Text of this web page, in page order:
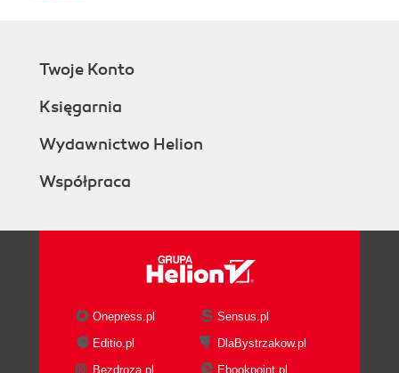
Twoje Konto
Księgarnia
Wydawnictwo Helion
Współpraca
Onepress.pl
Sensus.pl
Editio.pl
DlaBystrzakow.pl
Bezdroza.pl
Ebookpoint.pl